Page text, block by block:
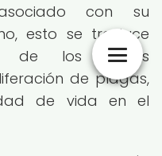
con su
esto se traduce
de los olores
de plagas,
de vida en el